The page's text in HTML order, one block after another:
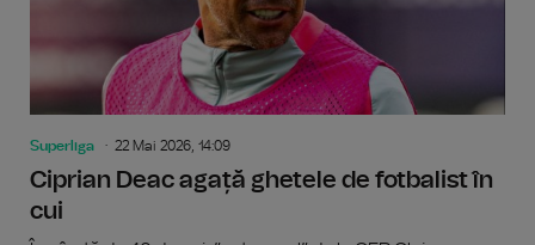
Superliga 22 Mai 2026, 14:09
Ciprian Deac agață ghetele de fotbalist în
cui